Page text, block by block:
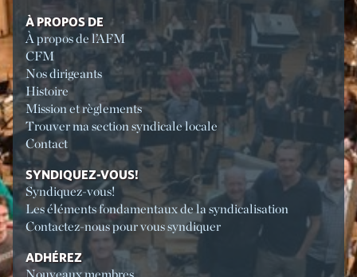
À PROPOS DE
À propos de l’AFM
CFM
Nos dirigeants
Histoire
Mission et règlements
Trouver ma section syndicale locale
Contact
SYNDIQUEZ-VOUS!
Syndiquez-vous!
Les éléments fondamentaux de la syndicalisation
Contactez-nous pour vous syndiquer
ADHÉREZ
Nouveaux membres